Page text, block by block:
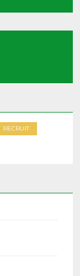
RECRUIT